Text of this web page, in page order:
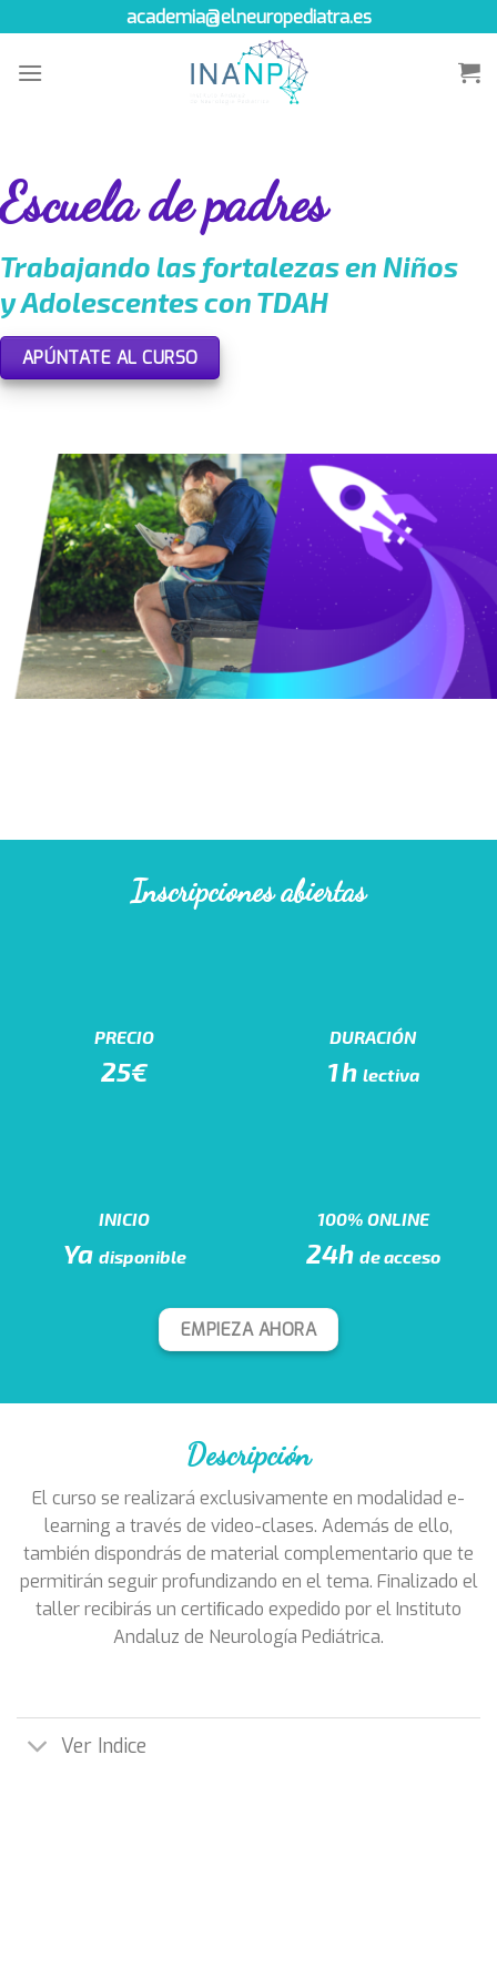
to
content
academia@elneuropediatra.es
Escuela de padres
Trabajando las fortalezas en Niños
y Adolescentes con TDAH
APÚNTATE AL CURSO
Inscripciones abiertas
PRECIO
25€
DURACIÓN
1h lectiva
INICIO
Ya disponible
100% ONLINE
24h de acceso
EMPIEZA AHORA
Descripción
El curso se realizará exclusivamente en modalidad e-
learning a través de video-clases. Además de ello,
también dispondrás de material complementario que te
permitirán seguir profundizando en el tema. Finalizado el
taller recibirás un certiﬁcado expedido por el Instituto
Andaluz de Neurología Pediátrica.
Ver Indice